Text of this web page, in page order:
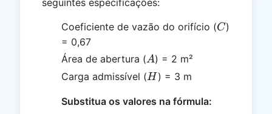
Coeficiente de vazão do orifício (C
C)
= 0,67
Área de abertura (A
A) = 2 m²
Carga admissível (H
H ) = 3 m
Substitua os valores na fórmula: